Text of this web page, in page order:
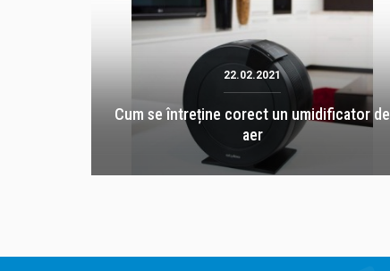
22.02.2021
Cum se întreține corect un umidificator de
aer